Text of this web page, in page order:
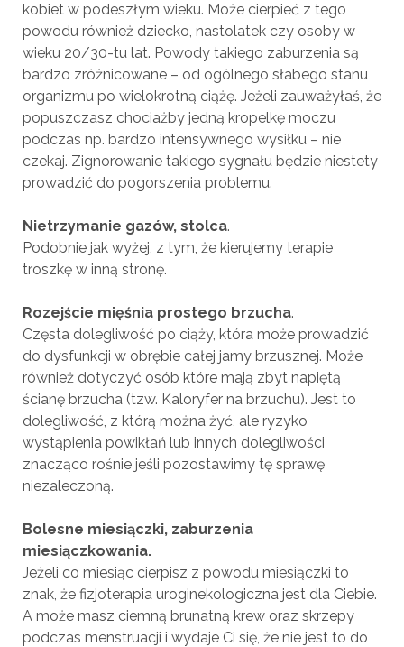
kobiet w podeszłym wieku. Może cierpieć z tego
powodu również dziecko, nastolatek czy osoby w
wieku 20/30-tu lat. Powody takiego zaburzenia są
bardzo zróżnicowane – od ogólnego słabego stanu
organizmu po wielokrotną ciążę. Jeżeli zauważyłaś, że
popuszczasz chociażby jedną kropelkę moczu
podczas np. bardzo intensywnego wysiłku – nie
czekaj. Zignorowanie takiego sygnału będzie niestety
prowadzić do pogorszenia problemu.
Nietrzymanie gazów, stolca.
Podobnie jak wyżej, z tym, że kierujemy terapie
troszkę w inną stronę.
Rozejście mięśnia prostego brzucha.
Częsta dolegliwość po ciąży, która może prowadzić
do dysfunkcji w obrębie całej jamy brzusznej. Może
również dotyczyć osób które mają zbyt napiętą
ścianę brzucha (tzw. Kaloryfer na brzuchu). Jest to
dolegliwość, z którą można żyć, ale ryzyko
wystąpienia powikłań lub innych dolegliwości
znacząco rośnie jeśli pozostawimy tę sprawę
niezaleczoną.
Bolesne miesiączki, zaburzenia
miesiączkowania.
Jeżeli co miesiąc cierpisz z powodu miesiączki to
znak, że fizjoterapia uroginekologiczna jest dla Ciebie.
A może masz ciemną brunatną krew oraz skrzepy
podczas menstruacji i wydaje Ci się, że nie jest to do